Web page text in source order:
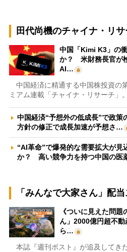
田代尚機のチャイナ・リ
中国「Kimi K3」の
か？ 米財務長官が
AI…
中国経済に精通する中国株投資の
ミアム連載「チャイナ・リサーチ」
中国経済“予想外の低成長”で政
方針の修正で成長加速が予想さ…
“AI革命”で爆発的な需要拡大が見
か？ 高い競争力を持つ中国の医
「みんなで大家さん」配
《ついに見えた問
ん」2000億円超不動
ら…
本誌『週刊ポスト』が追及してき